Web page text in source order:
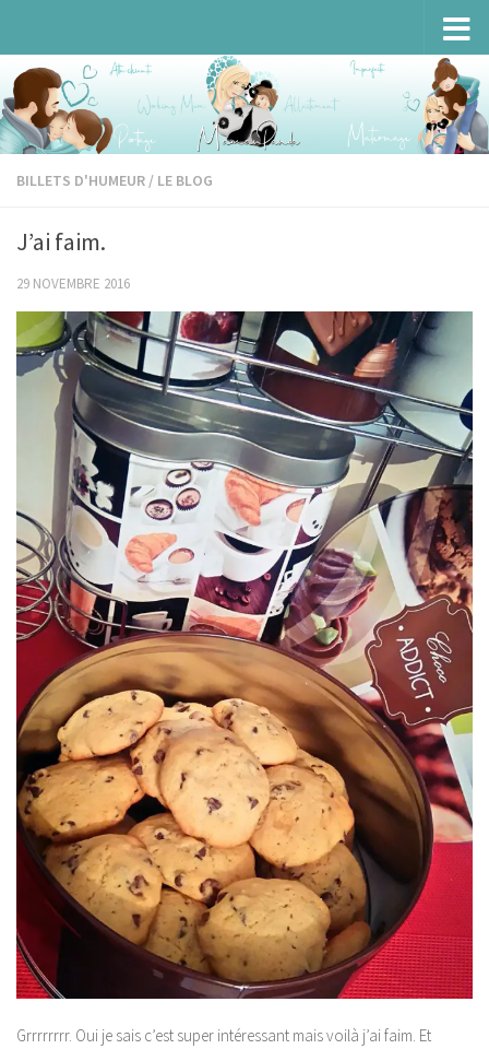
BILLETS D'HUMEUR / LE BLOG
J’ai faim.
29 NOVEMBRE 2016
Grrrrrrrr. Oui je sais c’est super intéressant mais voilà j’ai faim. Et